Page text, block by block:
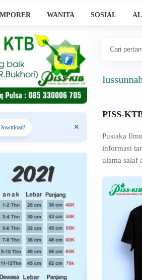
WANITA SOSIAL
Ahlussunnah Wal
PISS-
Pustaka
informasi
ulama salaf